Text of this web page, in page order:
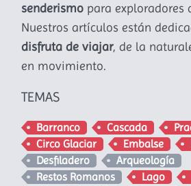
senderismo para exploradores
Nuestros artículos están
disfruta de viajar, de la
en movimiento.
TEMAS
Barranco Cascada
Circo Glaciar
Embalse
Desfiladero
Arqueología
Restos Romanos
Lago